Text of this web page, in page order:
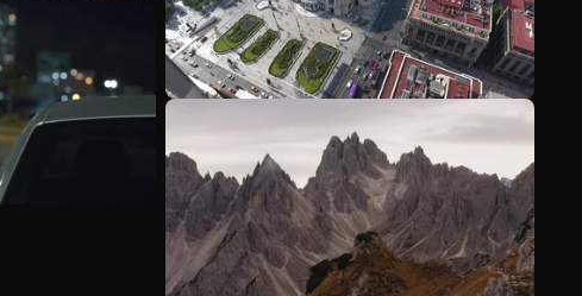
Mehr anzeigen